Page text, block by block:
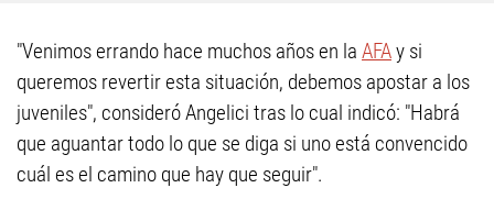
"Venimos errando hace muchos años en la AFAy si
queremos revertir esta situación, debemos apostar a los
juveniles", consideró Angelici tras lo cual indicó: "Habrá
que aguantar todo lo que se diga si uno está convencido
cuál es el camino que hay que seguir".